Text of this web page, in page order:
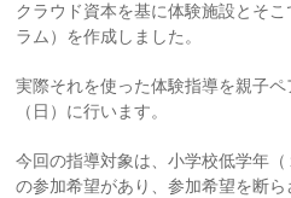
クラウド資本を基に体験施設とそ
ラム）を作成しました。
実際それを使った体験指導を親子
（日）に行います。
今回の指導対象は、小学校低学年
の参加希望があり、参加希望を断